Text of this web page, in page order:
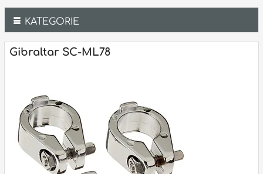
KATEGORIE
Bicí
Kytary a strunné nástroje
Dechy
Příslušenství
Gibraltar SC-ML78